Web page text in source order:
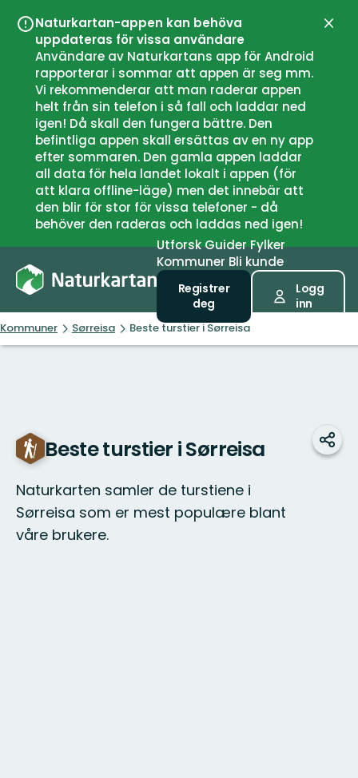
Naturkartan-appen kan behöva
uppdateras för vissa användare
Användare av Naturkartans app för Android
rapporterar i sommar att appen är seg mm.
Vi rekommenderar att man raderar appen
helt från sin telefon i så fall och laddar ned
igen! Då skall den fungera bättre. Den
befintliga appen skall ersättas av en ny app
efter sommaren. Den gamla appen laddar
all data för hela landet lokalt i appen (för
att klara offline-läge) men det innebär att
den blir för stor för vissa telefoner - då
behöver den raderas och laddas ned igen!
Lukk
UtforskGuiderFylker
Kommuner Bli kunde
Registrer
deg
Logg
inn
Kommuner Sørreisa Beste turstier i Sørreisa
Beste turstier i Sørreisa
Naturkarten samler de turstiene i
Sørreisa som er mest populære blant
våre brukere.
Del